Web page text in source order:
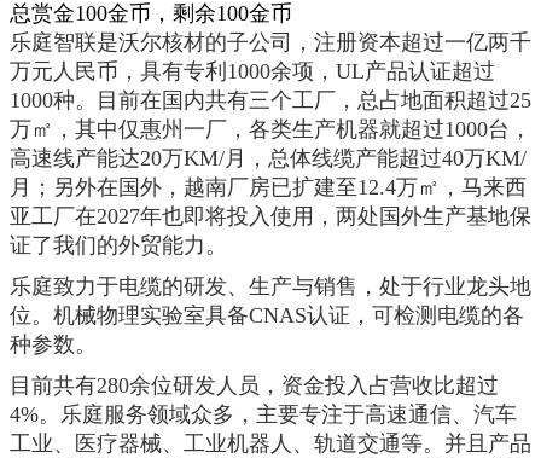
总赏金100金币，剩余100金币
乐庭智联是沃尔核材的子公司，注册资本超过一亿两千
万元人民币，具有专利1000余项，UL产品认证超过
1000种。目前在国内共有三个工厂，总占地面积超过25
万㎡，其中仅惠州一厂，各类生产机器就超过1000台，
高速线产能达20万KM/月，总体线缆产能超过40万KM/
月；另外在国外，越南厂房已扩建至12.4万㎡ ，马来西
亚工厂在2027年也即将投入使用，两处国外生产基地保
证了我们的外贸能力。
乐庭致力于电缆的研发、生产与销售，处于行业龙头地
位。机械物理实验室具备CNAS认证，可检测电缆的各
种参数。
目前共有280余位研发人员，资金投入占营收比超过
4%。乐庭服务领域众多，主要专注于高速通信、汽车
工业、医疗器械、工业机器人、轨道交通等。并且产品